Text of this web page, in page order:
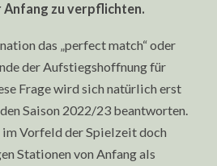
zu verpflichten.
das „perfect match“ oder
der Aufstiegshoffnung für
Frage wird sich natürlich erst
Saison 2022/23 beantworten.
Vorfeld der Spielzeit doch
Stationen von Anfang als